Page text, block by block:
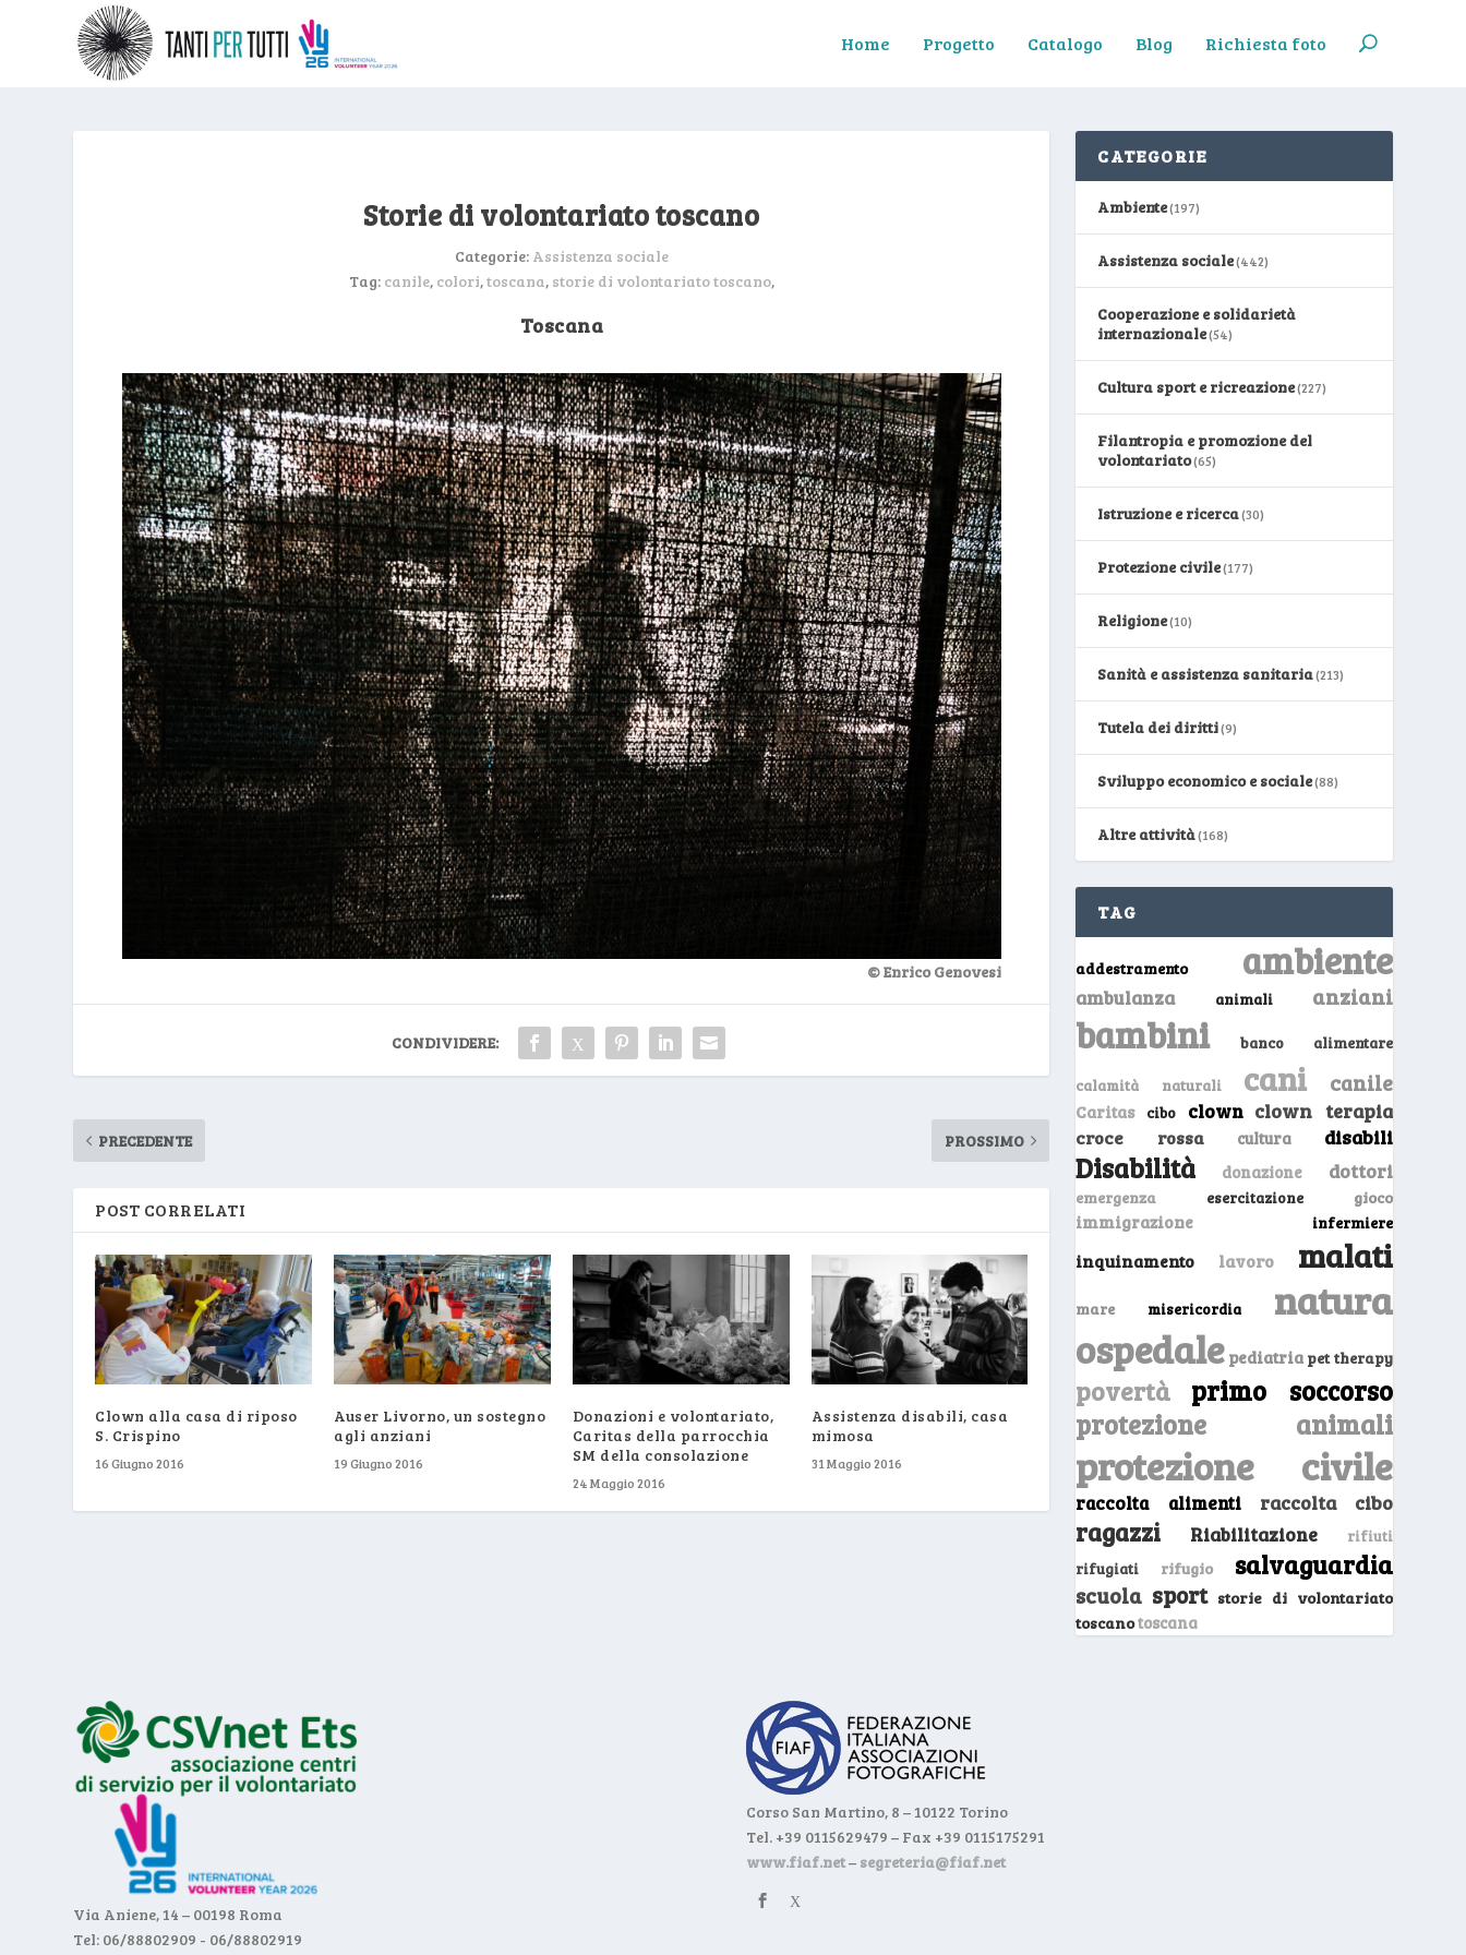
Home Progetto Catalogo Blog Richiesta foto
Storie di volontariato toscano
Categorie: Assistenza sociale
Tag: canile, colori,toscana, storie di volontariato toscano,
Toscana
© Enrico Genovesi
CONDIVIDERE:
PRECEDENTE PROSSIMO
POST CORRELATI
Clown alla casa di riposo
S. Crispino
16 Giugno 2016
Auser Livorno, un sostegno
agli anziani
19 Giugno 2016
Donazioni e volontariato,
Caritas della parrocchia
SM della consolazione
24 Maggio 2016
Assistenza disabili, casa
mimosa
31 Maggio 2016
CATEGORIE
Ambiente(197)
Assistenza sociale(442)
Cooperazione e solidarietà
internazionale(54)
Cultura sport e ricreazione(227)
Filantropia e promozione del
volontariato(65)
Istruzione e ricerca(30)
Protezione civile(177)
Religione(10)
Sanità e assistenza sanitaria(213)
Tutela dei diritti(9)
Sviluppo economico e sociale(88)
Altre attività(168)
TAG
addestramento ambiente
ambulanza animali anziani
bambini banco alimentare
calamità naturali cani canile
Caritas cibo clown clown terapia
croce rossa cultura disabili
Disabilità donazione dottori
emergenza esercitazione gioco
immigrazione infermiere
inquinamento lavoro malati
mare misericordia natura
ospedale pediatria pet therapy
povertà
primo soccorso
protezione animali
protezione civile
raccolta alimenti raccolta cibo
ragazzi Riabilitazione
rifiuti
rifugiati
rifugio salvaguardia
scuola sport storie di volontariato
toscanotoscana
Via Aniene, 14 – 00198 Roma
Tel: 06/88802909 - 06/88802919
Corso San Martino, 8 – 10122 Torino
Tel. +39 0115629479 – Fax +39 0115175291
www.fiaf.net– segreteria@fiaf.net